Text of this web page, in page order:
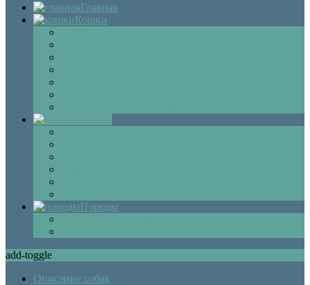
Главная
Кошки
Породы
add-toggle
Описание собак